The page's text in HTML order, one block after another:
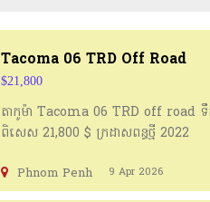
Tacoma 06 TRD Off Road
$21,800
តាកូម៉ា Tacoma 06 TRD off road ទឹ
ពិសេស 21,800 $ ក្រដាសពន្ធថ្មី 2022
Phnom Penh 9 Apr 2026